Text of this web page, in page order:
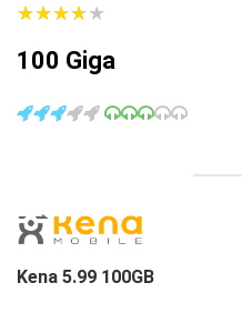
★★★★★
★★★★★
100 Giga
Kena 5.99 100GB